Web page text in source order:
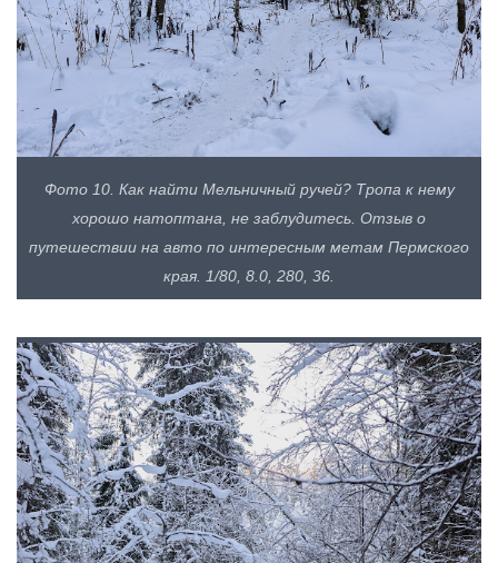
Фото 10. Как найти Мельничный ручей? Тропа к нему
хорошо натоптана, не заблудитесь. Отзыв о
путешествии на авто по интересным метам Пермского
края. 1/80, 8.0, 280, 36.